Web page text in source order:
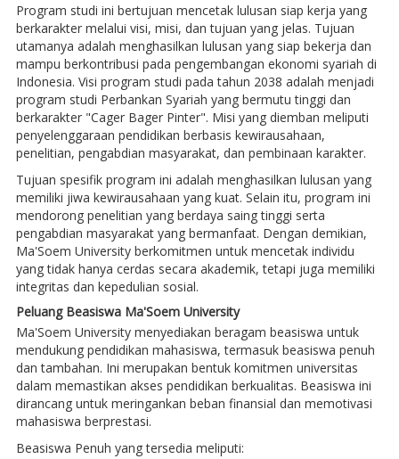
Program studi ini bertujuan mencetak lulusan siap kerja yang
berkarakter melalui visi, misi, dan tujuan yang jelas. Tujuan
utamanya adalah menghasilkan lulusan yang siap bekerja dan
mampu berkontribusi pada pengembangan ekonomi syariah di
Indonesia. Visi program studi pada tahun 2038 adalah menjadi
program studi Perbankan Syariah yang bermutu tinggi dan
berkarakter "Cager Bager Pinter". Misi yang diemban meliputi
penyelenggaraan pendidikan berbasis kewirausahaan,
penelitian, pengabdian masyarakat, dan pembinaan karakter.
Tujuan spesifik program ini adalah menghasilkan lulusan yang
memiliki jiwa kewirausahaan yang kuat. Selain itu, program ini
mendorong penelitian yang berdaya saing tinggi serta
pengabdian masyarakat yang bermanfaat. Dengan demikian,
Ma'Soem University berkomitmen untuk mencetak individu
yang tidak hanya cerdas secara akademik, tetapi juga memiliki
integritas dan kepedulian sosial.
Peluang Beasiswa Ma'Soem University
Ma'Soem University menyediakan beragam beasiswa untuk
mendukung pendidikan mahasiswa, termasuk beasiswa penuh
dan tambahan. Ini merupakan bentuk komitmen universitas
dalam memastikan akses pendidikan berkualitas. Beasiswa ini
dirancang untuk meringankan beban finansial dan memotivasi
mahasiswa berprestasi.
Beasiswa Penuh yang tersedia meliputi: